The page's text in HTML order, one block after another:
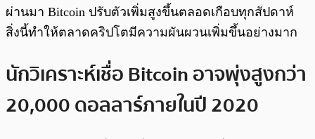
ผ่านมา Bitcoin ปรับตัวเพิ่มสูงขึ้นตลอดเกือบทุกสัปดาห์
สิ่งนี้ทำให้ตลาดคริปโตมีความผันผวนเพิ่มขึ้นอย่างมาก
นักวิเคราะห์เชื่อ Bitcoin อาจพุ่งสูงกว่า
20,000 ดอลลาร์ภายในปี 2020